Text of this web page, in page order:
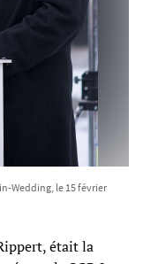
Wedding, le 15 février
était la